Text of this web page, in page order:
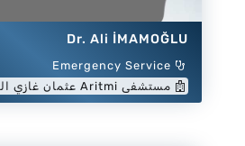
Dr. Ali İMAMOĞLU
Emergency Service
مستشفى Aritmi عثمان غازي الخاص